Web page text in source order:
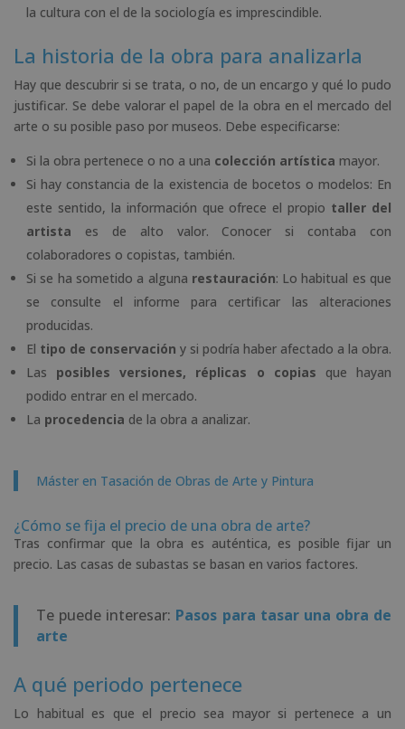
la cultura con el de la sociología es imprescindible.
La historia de la obra para analizarla
Hay que descubrir si se trata, o no, de un encargo y qué lo pudo
justificar. Se debe valorar el papel de la obra en el mercado del
arte o su posible paso por museos. Debe especificarse:
Si la obra pertenece o no a una colección artística mayor.
Si hay constancia de la existencia de bocetos o modelos: En
este sentido, la información que ofrece el propio taller del
artista es de alto valor. Conocer si contaba con
colaboradores o copistas, también.
Si se ha sometido a alguna restauración: Lo habitual es que
se consulte el informe para certificar las alteraciones
producidas.
El tipo de conservación y si podría haber afectado a la obra.
Las posibles versiones, réplicas o copias que hayan
podido entrar en el mercado.
La procedencia de la obra a analizar.
Máster en Tasación de Obras de Arte y Pintura
¿Cómo se fija el precio de una obra de arte?
Tras confirmar que la obra es auténtica, es posible fijar un
precio. Las casas de subastas se basan en varios factores.
Te puede interesar: Pasos para tasar una obra de
arte
A qué periodo pertenece
Lo habitual es que el precio sea mayor si pertenece a un